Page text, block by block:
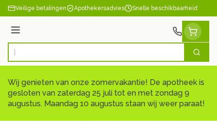
Ga naar de inhoud
Veilige betalingen Apothekersadvies Snelle beschikbaarheid
Menu
Product, merk, categorie... Zoek
Wij genieten van onze zomervakantie! De apotheek is
gesloten van zaterdag 25 juli tot en met zondag 9
augustus. Maandag 10 augustus staan wij weer paraat!